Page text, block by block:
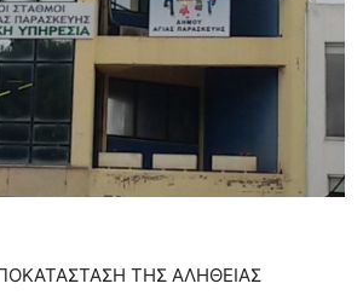
ΤΗΣ ΑΛΗΘΕΙΑΣ